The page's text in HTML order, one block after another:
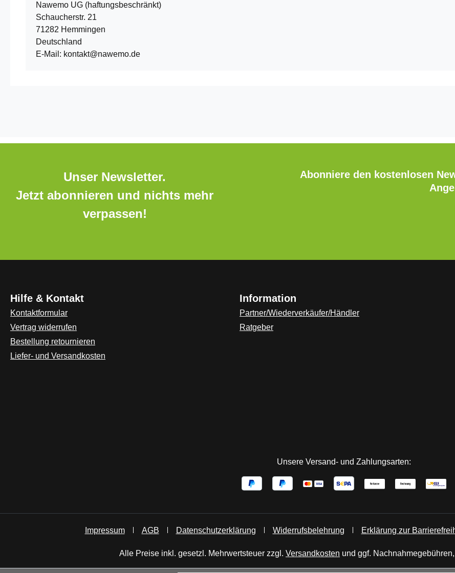
Nawemo UG (haftungsbeschränkt)
Schaucherstr. 21
71282 Hemmingen
Deutschland
E-Mail: kontakt@nawemo.de
Unser Newsletter.
Jetzt abonnieren und nichts mehr
verpassen!
Abonniere den kostenlosen
Hilfe & Kontakt
Kontaktformular
Vertrag widerrufen
Bestellung retournieren
Liefer- und Versandkosten
Information
Partner/Wiederverkäufer/Händler
Ratgeber
Unsere Versand- und Zahlungsarten:
Impressum AGB Datenschutzerklärung Widerrufsbelehrung Erklärung zur
Alle Preise inkl. gesetzl. Mehrwertsteuer zzgl. Versandkosten und ggf.